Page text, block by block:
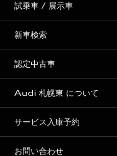
全国統一イベント
ディーラー独自イベント
試乗車 / 展示車
試乗予約
試乗車・展示車一覧
新車検索
新車検索
認定中古車
Audi認定中古車検索
Audi 札幌東 について
Audi 札幌東 店舗情報
Audi 札幌東 認定中古車コーナー
サービス入庫予約
お問い合わせ